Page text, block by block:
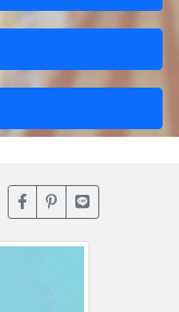
臉書分享(另開新視窗)
噗浪分享(另開新
Line分享(另